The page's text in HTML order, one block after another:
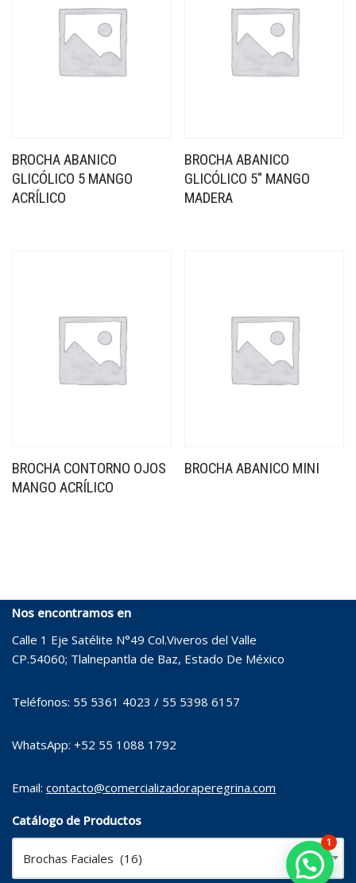
BROCHA ABANICO
GLICÓLICO 5 MANGO
ACRÍLICO
BROCHA ABANICO
GLICÓLICO 5″ MANGO
MADERA
BROCHA CONTORNO OJOS
MANGO ACRÍLICO
BROCHA ABANICO MINI
Nos encontramos en
Calle 1 Eje Satélite N°49 Col.Viveros del Valle
CP.54060; Tlalnepantla de Baz, Estado De México
Teléfonos: 55 5361 4023 / 55 5398 6157
WhatsApp: +52 55 1088 1792
Email: contacto@comercializadoraperegrina.com
Catálogo de Productos
×
Brochas Faciales (16)
1